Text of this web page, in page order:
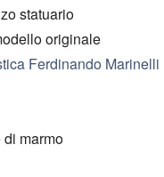
statuario
originale
Ferdinando Marinelli
marmo